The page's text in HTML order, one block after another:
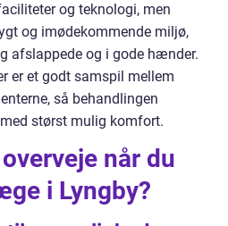
og teknologi, men
og imødekommende miljø,
afslappede og i gode hænder.
er et godt samspil mellem
så behandlingen
størst mulig komfort.
når du
i Lyngby?